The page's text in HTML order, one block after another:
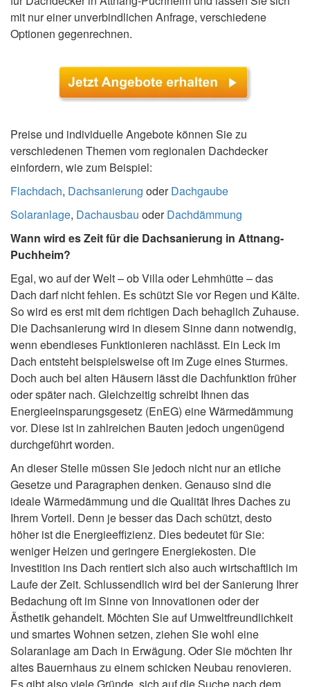
mit nur einer unverbindlichen Anfrage, verschiedene
Optionen gegenrechnen.
Preise und individuelle Angebote können Sie zu
verschiedenen Themen vom regionalen Dachdecker
einfordern, wie zum Beispiel:
Flachdach, Dachsanierung oderDachgaube
Solaranlage, Dachausbau oderDachdämmung
Wann wird es Zeit für die Dachsanierung in Attnang-
Puchheim?
Egal, wo auf der Welt – ob Villa oder Lehmhütte – das
Dach darf nicht fehlen. Es schützt Sie vor Regen und Kälte.
So wird es erst mit dem richtigen Dach behaglich Zuhause.
Die Dachsanierung wird in diesem Sinne dann notwendig,
wenn ebendieses Funktionieren nachlässt. Ein Leck im
Dach entsteht beispielsweise oft im Zuge eines Sturmes.
Doch auch bei alten Häusern lässt die Dachfunktion früher
oder später nach. Gleichzeitig schreibt Ihnen das
Energieeinsparungsgesetz (EnEG) eine Wärmedämmung
vor. Diese ist in zahlreichen Bauten jedoch ungenügend
durchgeführt worden.
An dieser Stelle müssen Sie jedoch nicht nur an etliche
Gesetze und Paragraphen denken. Genauso sind die
ideale Wärmedämmung und die Qualität Ihres Daches zu
Ihrem Vorteil. Denn je besser das Dach schützt, desto
höher ist die Energieeffizienz. Dies bedeutet für Sie:
weniger Heizen und geringere Energiekosten. Die
Investition ins Dach rentiert sich also auch wirtschaftlich im
Laufe der Zeit. Schlussendlich wird bei der Sanierung Ihrer
Bedachung oft im Sinne von Innovationen oder der
Ästhetik gehandelt. Möchten Sie auf Umweltfreundlichkeit
und smartes Wohnen setzen, ziehen Sie wohl eine
Solaranlage am Dach in Erwägung. Oder Sie möchten Ihr
altes Bauernhaus zu einem schicken Neubau renovieren.